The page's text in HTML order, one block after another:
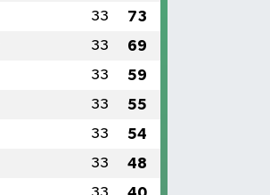
33 73
33 69
33 59
33 55
33 54
33 48